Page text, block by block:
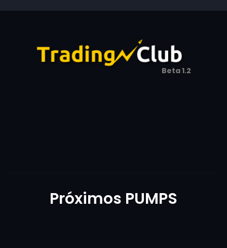
Beta 1.2
Próximos PUMPS